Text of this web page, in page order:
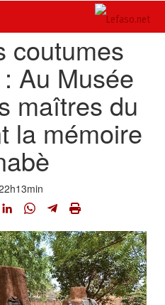
coutumes
Au Musée
maîtres du
la mémoire